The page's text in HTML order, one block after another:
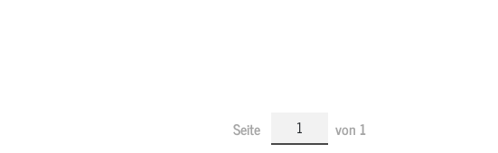
Seite von 1